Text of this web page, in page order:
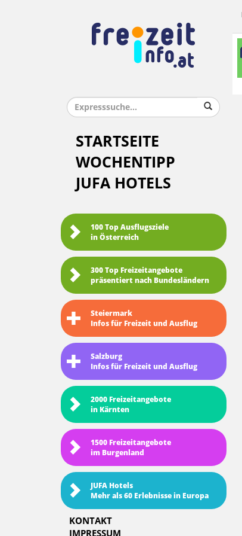
STARTSEITE
WOCHENTIPP
JUFA HOTELS
100 Top Ausflugsziele
in Österreich
300 Top Freizeitangebote
präsentiert nach Bundesländern
Steiermark
Infos für Freizeit und Ausflug
Salzburg
Infos für Freizeit und Ausflug
2000 Freizeitangebote
in Kärnten
1500 Freizeitangebote
im Burgenland
JUFA Hotels
Mehr als 60 Erlebnisse in Europa
KONTAKT
IMPRESSUM